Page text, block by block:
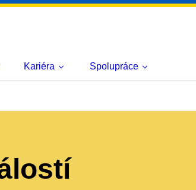
Kariéra Spolupráce